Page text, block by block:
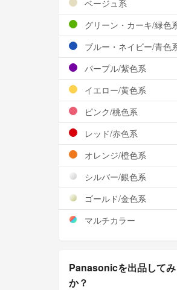
ベージュ系
グリーン・カーキ/緑色
ブルー・ネイビー/青色
パープル/紫色系
イエロー/黄色系
ピンク/桃色系
レッド/赤色系
オレンジ/橙色系
シルバー/銀色系
ゴールド/金色系
マルチカラー
Panasonicを出品して
か？